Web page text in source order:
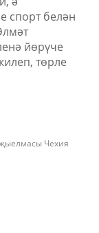
спорт белән
йөрүче
төрле